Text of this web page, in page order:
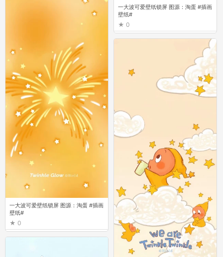
一大波可爱壁纸锁屏 图源：淘蛋 #插画
壁纸#
0
一大波可爱壁纸锁屏 图源：淘蛋 #插画
壁纸#
0